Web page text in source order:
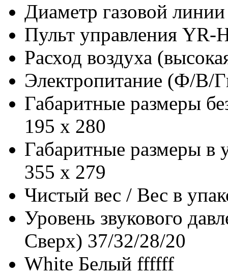
Диаметр газовой
Пульт управления YR-
Расход воздуха
Электропитание (Ф/В/
Габаритные размеры
195 x 280
Габаритные размеры
355 x 279
Чистый вес / Вес в
Уровень звукового
Сверх) 37/32/28/20
White Белый ffffff